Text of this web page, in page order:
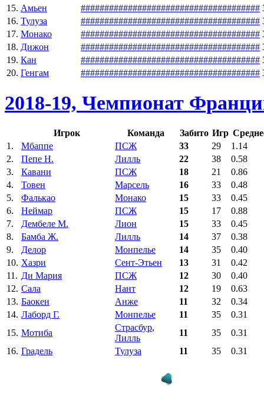
15. Амьен ######################################
16. Тулуза ######################################
17. Монако ######################################
18. Дижон ######################################
19. Кан ######################################
20. Генгам ######################################
2018-19, Чемпионат
Игрок Команда Забито Игр
1.
Мбаппе ПСЖ 33 29
1.14
2.
Пепе Н. Лилль 22 38
0.58
3.
Кавани ПСЖ 18 21
0.86
4.
Товен Марсель 16 33
0.48
5.
Фалькао Монако 15 33
0.45
6.
Неймар ПСЖ 15 17
0.88
7.
Дембеле М. Лион 15 33
0.45
8.
Бамба Ж. Лилль 14 37
0.38
9.
Делор Монпелье 14 35
0.40
10. Хазри Сент-Этьен 13 31
0.42
11. Ди Мария ПСЖ 12 30
0.40
12. Сала Нант 12 19
0.63
13. Баокен Анже 11 32
0.34
14. Лаборд Г. Монпелье 11 35
0.31
15. Мотиба
Страсбур,
Лилль
11 35
0.31
16. Градель Тулуза 11 35 0.31